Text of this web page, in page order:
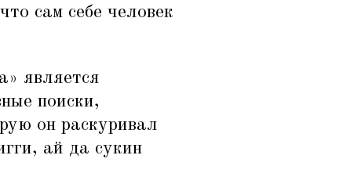
сам себе человек
является
поиски,
он раскуривал
ай да сукин